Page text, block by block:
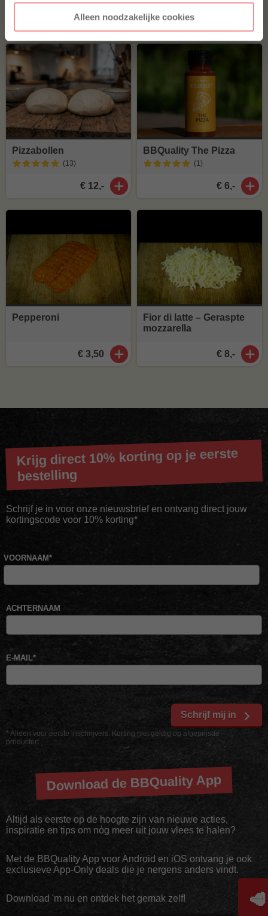
Alleen noodzakelijke cookies
Pizzabollen
(13)
€ 12,-
BBQuality The Pizza
(1)
€ 6,-
Pepperoni
€ 3,50
Fior di latte – Geraspte
mozzarella
€ 8,-
Krijg direct 10% korting op je eerste
bestelling
Schrijf je in voor onze nieuwsbrief en ontvang direct jouw
kortingscode voor 10% korting*
* Alleen voor eerste inschrijvers. Korting niet geldig op afgeprijsde
producten
VOORNAAM*
ACHTERNAAM
E-MAIL*
Schrijf mij in
Download de BBQuality App
Altijd als eerste op de hoogte zijn van nieuwe acties,
inspiratie en tips om nóg meer uit jouw vlees te halen?
Met de BBQuality App voor Android en iOS ontvang je ook
exclusieve App-Only deals die je nergens anders vindt.
Download 'm nu en ontdek het gemak zelf! 🥩